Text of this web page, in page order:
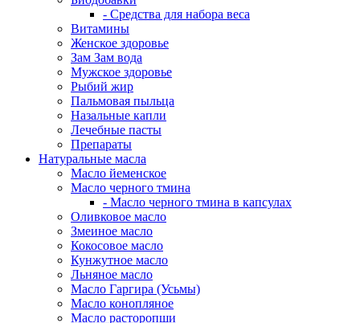
- Средства для набора веса
Витамины
Женское здоровье
Зам Зам вода
Мужское здоровье
Рыбий жир
Пальмовая пыльца
Назальные капли
Лечебные пасты
Препараты
Натуральные масла
Масло йеменское
Масло черного тмина
- Масло черного тмина в капсулах
Оливковое масло
Змеиное масло
Кокосовое масло
Кунжутное масло
Льняное масло
Масло Гаргира (Усьмы)
Масло конопляное
Масло расторопши